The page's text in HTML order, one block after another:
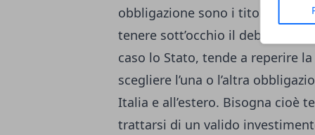
obbligazione sono i titoli di
tenere sott’occhio il debito
caso lo Stato, tende a reperire
scegliere l’una o l’altra
Italia e all’estero. Bisogna cioè
trattarsi di un valido